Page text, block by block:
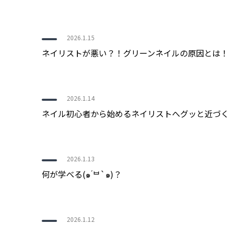
2026.1.15
ネイリストが悪い？！グリーンネイルの原因とは
2026.1.14
ネイル初心者から始めるネイリストへグッと近づ
2026.1.13
何が学べる(๑ ́ᄇ`๑)？
2026.1.12